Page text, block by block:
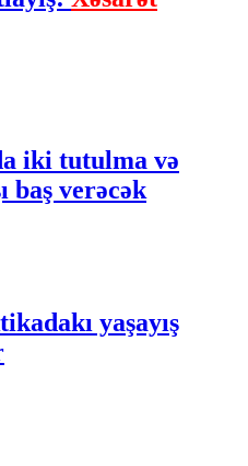
iki tutulma və
baş verəcək
yaşayış